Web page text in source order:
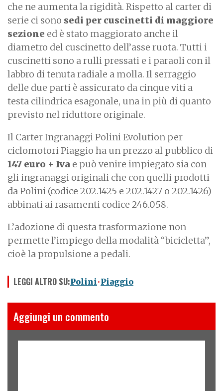
che ne aumenta la rigidità. Rispetto al carter di
serie ci sono sedi per cuscinetti di maggiore
sezione ed è stato maggiorato anche il
diametro del cuscinetto dell’asse ruota. Tutti i
cuscinetti sono a rulli pressati e i paraoli con il
labbro di tenuta radiale a molla. Il serraggio
delle due parti è assicurato da cinque viti a
testa cilindrica esagonale, una in più di quanto
previsto nel riduttore originale.
Il Carter Ingranaggi Polini Evolution per
ciclomotori Piaggio ha un prezzo al pubblico di
147 euro + Iva e può venire impiegato sia con
gli ingranaggi originali che con quelli prodotti
da Polini (codice 202.1425 e 202.1427 o 202.1426)
abbinati ai rasamenti codice 246.058.
L’adozione di questa trasformazione non
permette l’impiego della modalità “bicicletta”,
cioè la propulsione a pedali.
LEGGI ALTRO SU:Polini Piaggio
Aggiungi un commento